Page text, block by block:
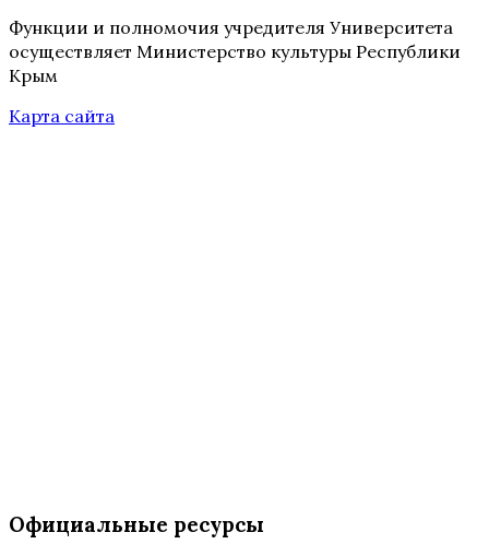
Функции и полномочия учредителя Университета
осуществляет Министерство культуры Республики
Крым
Карта сайта
Официальные ресурсы